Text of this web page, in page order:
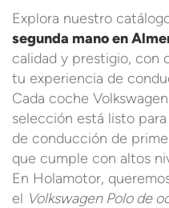
Explora nuestro
segunda mano en
calidad y prestigio, con
tu experiencia de
Cada coche
selección está listo
de conducción de
que cumple con altos
En Holamotor,
el Volkswagen Polo de